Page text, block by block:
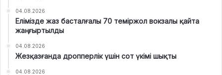
04.08.2026
Елімізде жаз басталғалы 70 теміржол вокзалы қайта
жаңғыртылды
04.08.2026
Жезқазғанда дропперлік үшін сот үкімі шықты
04.08.2026